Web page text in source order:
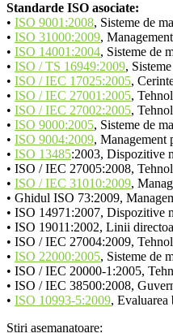
Standarde ISO asociate:
• ISO 9001:2008, Sisteme de
• ISO 31000:2009,
• ISO 14001:2004, Sisteme de
• ISO / TS 16949:2009,
• ISO / IEC 17025:2005,
• ISO / IEC 27001:2005,
• ISO / IEC 27002:2005,
• ISO 9000:2005, Sisteme de
• ISO 9004:2009, Management
• ISO 13485:2003, Dispozitive
• ISO / IEC 27005:2008,
• ISO / IEC 31010:2009,
• Ghidul ISO 73:2009,
• ISO 14971:2007, Dispozitive
• ISO 19011:2002, Linii
• ISO / IEC 27004:2009,
• ISO 22000:2005, Sisteme de
• ISO / IEC 20000-1:2005,
• ISO / IEC 38500:2008,
• ISO 10993-5:2009,
Stiri asemanatoare: